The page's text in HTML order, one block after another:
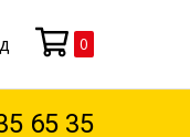
Моя корзина
0
65 35